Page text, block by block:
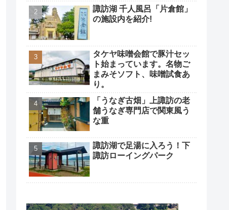
諏訪湖 千人風呂「片倉館」
の施設内を紹介!
タケヤ味噌会館で豚汁セッ
ト始まっています。名物ご
まみそソフト、味噌試食あ
り。
「うなぎ古畑」上諏訪の老
舗うなぎ専門店で関東風う
な重
諏訪湖で足湯に入ろう！下
諏訪ローイングパーク